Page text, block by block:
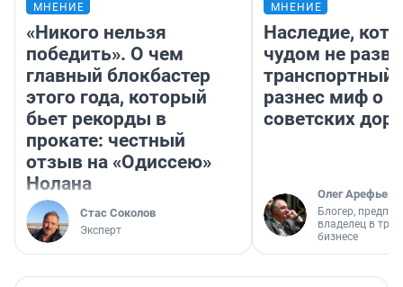
МНЕНИЕ
«Никого нельзя
победить». О чем
главный блокбастер
этого года, который
бьет рекорды в
прокате: честный
отзыв на «Одиссею»
Нолана
Стас Соколов
Эксперт
МНЕНИЕ
Наследие,
чудом не
транспортный
разнес миф о
советских
Олег Арефьев
Блогер,
владелец в
бизнесе